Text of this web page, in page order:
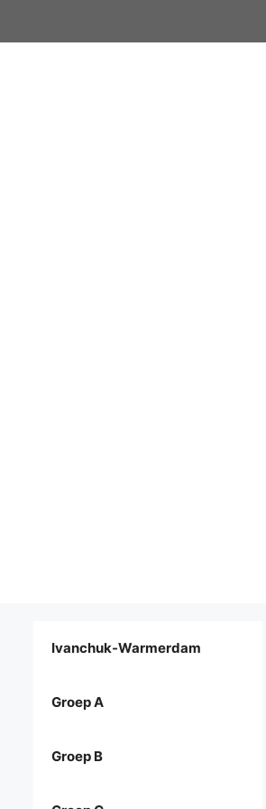
Ivanchuk-Warmerdam
Groep A
Groep B